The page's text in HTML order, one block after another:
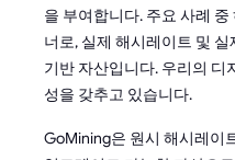
을 부여합니다. 주요 사례
너로, 실제 해시레이트 및
기반 자산입니다. 우리의 디
성을 갖추고 있습니다.
GoMining은 원시 해시레이